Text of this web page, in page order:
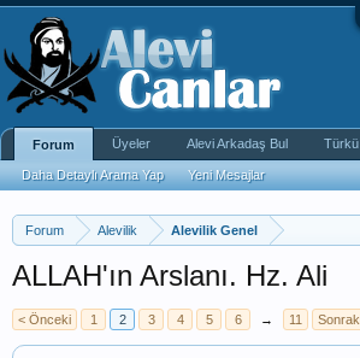
Forum Alevilik Alevilik Genel
ALLAH'ın Arslanı. Hz. Ali
< Önceki 1 2 3 4 5 6 → 11
Forum
Daha Detaylı Arama Yap Yeni Mesajlar
Üyeler Alevi Arkadaş Bul